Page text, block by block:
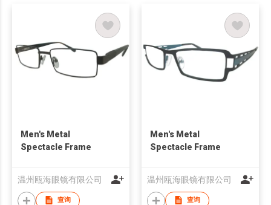
Men's Metal
Spectacle Frame
温州瓯海眼镜有限公司
查询
Men's Metal
Spectacle Frame
温州瓯海眼镜有限公司
查询